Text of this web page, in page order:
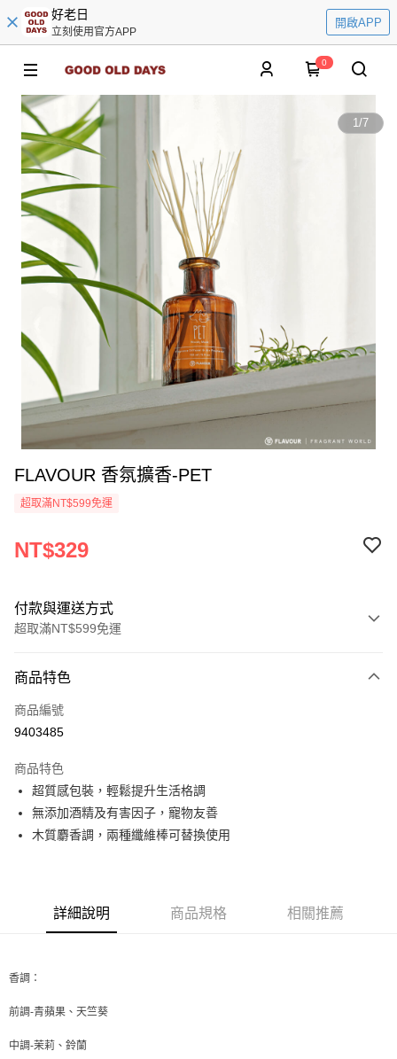
好老日
立刻使用官方APP
開啟APP
0
1/7
FLAVOUR 香氛擴香-PET
超取滿NT$599免運
NT$329
付款與運送方式
超取滿NT$599免運
信用卡一次付款
超商取貨付款
Apple Pay
街口支付
AFTEE先享後付
AFTEE先享後付是「在收到商品之後才付款」的支付方式。 讓您購物簡單
１．簡單：不需註冊會員、不需綁卡、不需儲值。
３．安心：先確認商品／服務後，再付款。
ATM付款
運送方式
全家取貨付款
商品特色
商品編號
9403485
商品特色
超質感包裝，輕鬆提升生活格調
無添加酒精及有害因子，寵物友善
木質麝香調，兩種纖維棒可替換使用
詳細說明 商品規格 相關推薦
香調：
前調-青蘋果、天竺葵
中調-茉莉、鈴蘭